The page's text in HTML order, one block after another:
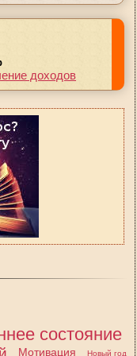
доходов
состояние
Мотивация Новый год